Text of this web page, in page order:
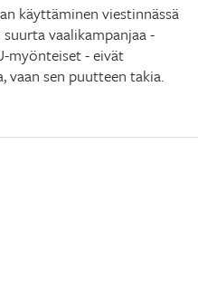
käyttäminen viestinnässä
vaalikampanjaa -
myönteiset - eivät
vaan sen puutteen takia.